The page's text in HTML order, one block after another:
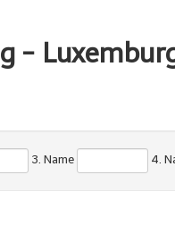
-
3. Name 4.